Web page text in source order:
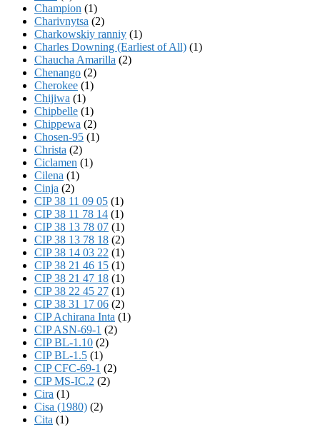
Champion (1)
Charivnytsa (2)
Charkowskiy ranniy (1)
Charles Downing (Earliest of All) (1)
Chaucha Amarilla (2)
Chenango (2)
Cherokee (1)
Chijiwa (1)
Chipbelle (1)
Chippewa (2)
Chosen-95 (1)
Christa (2)
Ciclamen (1)
Cilena (1)
Cinja (2)
CIP 38 11 09 05 (1)
CIP 38 11 78 14 (1)
CIP 38 13 78 07 (1)
CIP 38 13 78 18 (2)
CIP 38 14 03 22 (1)
CIP 38 21 46 15 (1)
CIP 38 21 47 18 (1)
CIP 38 22 45 27 (1)
CIP 38 31 17 06 (2)
CIP Achirana Inta (1)
CIP ASN-69-1 (2)
CIP BL-1.10 (2)
CIP BL-1.5 (1)
CIP CFC-69-1 (2)
CIP MS-IC.2 (2)
Cira (1)
Cisa (1980) (2)
Cita (1)